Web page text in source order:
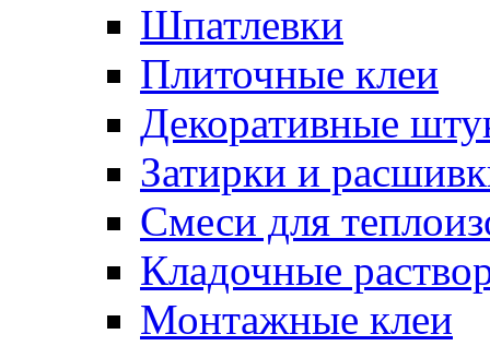
Шпатлевки
Плиточные клеи
Декоративные
Затирки и
Смеси для
Кладочные
Монтажные клеи